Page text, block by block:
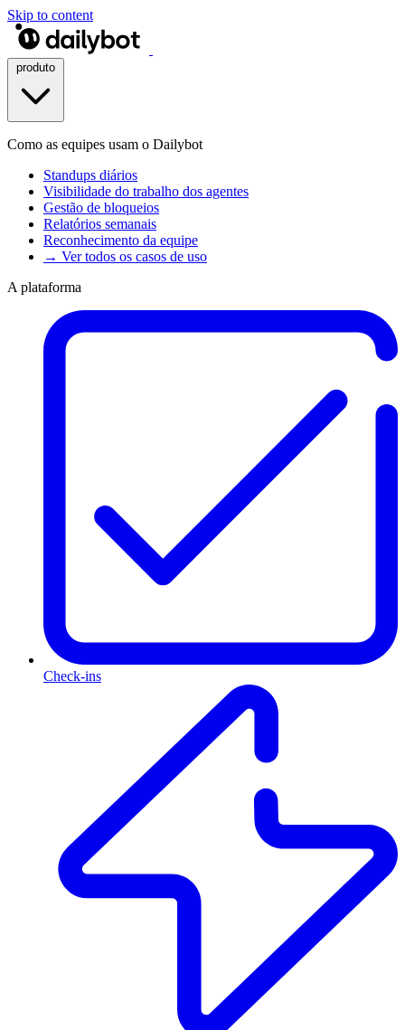
Skip to content
Como as equipes usam o Dailybot
Standups diários
Visibilidade do trabalho dos agentes
Gestão de bloqueios
Relatórios semanais
Reconhecimento da equipe
→ Ver todos os casos de uso
A plataforma
Check-ins